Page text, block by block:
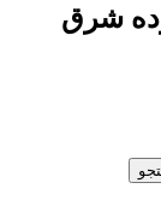
شرق